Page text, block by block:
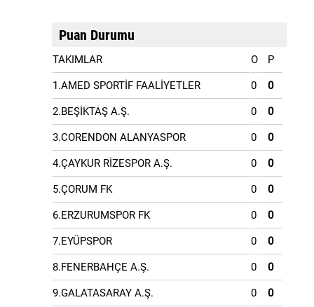
Puan Durumu
TAKIMLAR O P
1.AMED SPORTİF FAALİYETLER 0 0
2.BEŞİKTAŞ A.Ş. 0 0
3.CORENDON ALANYASPOR 0 0
4.ÇAYKUR RİZESPOR A.Ş. 0 0
5.ÇORUM FK 0 0
6.ERZURUMSPOR FK 0 0
7.EYÜPSPOR 0 0
8.FENERBAHÇE A.Ş. 0 0
9.GALATASARAY A.Ş. 0 0